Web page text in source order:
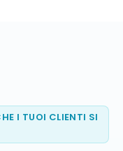
I TUOI CLIENTI SI